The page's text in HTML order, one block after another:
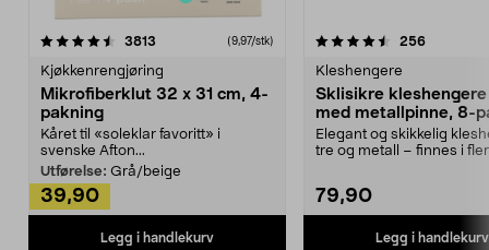
3813 anmeldelser(9,97/stk)
Kjøkkenrengjøring
Mikrofiberklut 32 x 31 cm, 4-
pakning
Kåret til «soleklar favoritt» i
svenske Afton...
Utførelse: Grå/beige
39,90
Legg i handlekurv
4.5av 5 stjerner 256
Kleshengere
Sklisikre
med metallpinne, 8-
Elegant og skikkelig
tre og metall – finnes i
79,90
Legg i handlekurv
4.5av 5 stjerner